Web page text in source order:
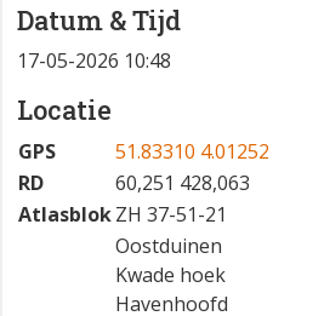
Datum & Tijd
17-05-2026 10:48
Locatie
GPS
51.83310 4.01252
RD
60,251 428,063
AtlasblokZH 37-51-21
Oostduinen
Kwade hoek
Havenhoofd